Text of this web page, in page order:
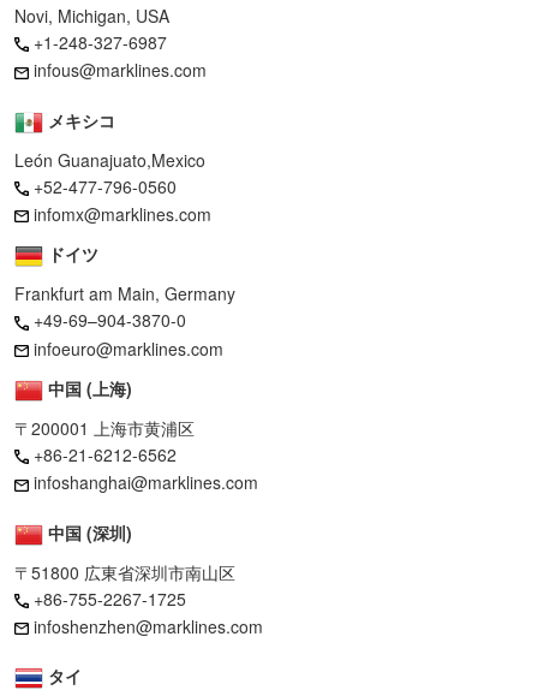
Novi, Michigan, USA
+1-248-327-6987
infous@marklines.com
メキシコ
León Guanajuato,Mexico
+52-477-796-0560
infomx@marklines.com
ドイツ
Frankfurt am Main, Germany
+49-69–904-3870-0
infoeuro@marklines.com
中国 (上海)
〒200001 上海市黄浦区
+86-21-6212-6562
infoshanghai@marklines.com
中国 (深圳)
〒51800 広東省深圳市南山区
+86-755-2267-1725
infoshenzhen@marklines.com
タイ